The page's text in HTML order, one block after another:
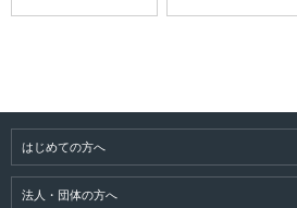
はじめての方へ
法人・団体の方へ